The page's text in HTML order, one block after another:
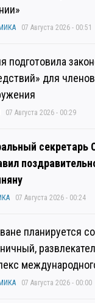
07 Августа 2026 - 00:51
подготовила
для
07 Августа 2026 - 00:29
секретарь
07 Августа 2026 - 00:24
планируется
07 Августа 2026 - 00:00